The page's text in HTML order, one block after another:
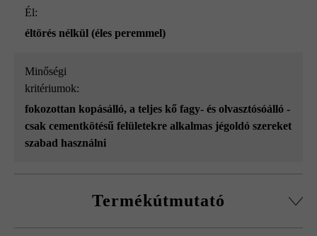
él:
éltörés nélkül (éles peremmel)
Minőségi
kritériumok:
fokozottan kopásálló, a teljes kő fagy- és olvasztósóálló -
csak cementkötésű felületekre alkalmas jégoldó szereket
szabad használni
Termékútmutató